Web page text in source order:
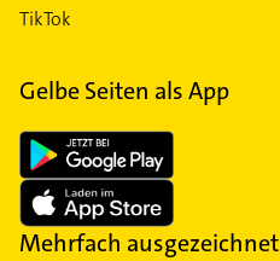
TikTok
Gelbe Seiten als App
Mehrfach ausgezeichnet